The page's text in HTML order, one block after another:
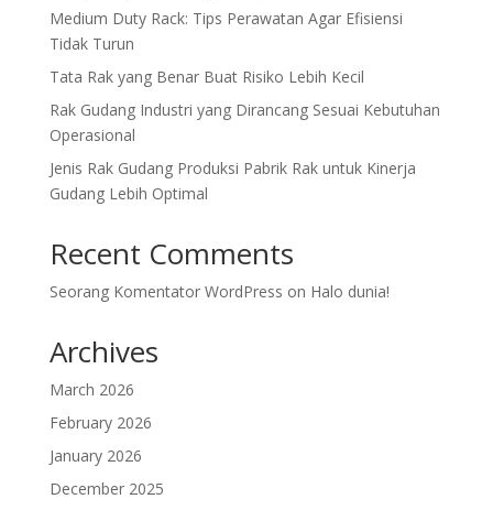
Medium Duty Rack: Tips Perawatan Agar Efisiensi
Tidak Turun
Tata Rak yang Benar Buat Risiko Lebih Kecil
Rak Gudang Industri yang Dirancang Sesuai Kebutuhan
Operasional
Jenis Rak Gudang Produksi Pabrik Rak untuk Kinerja
Gudang Lebih Optimal
Recent Comments
Seorang Komentator WordPress on Halo dunia!
Archives
March 2026
February 2026
January 2026
December 2025